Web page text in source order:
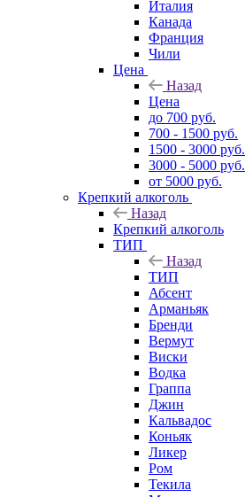
Италия
Канада
Франция
Чили
Цена
Назад
Цена
до 700 руб.
700 - 1500 руб.
1500 - 3000 руб.
3000 - 5000 руб.
от 5000 руб.
Крепкий алкоголь
Назад
Крепкий алкоголь
ТИП
Назад
ТИП
Абсент
Арманьяк
Бренди
Вермут
Виски
Водка
Граппа
Джин
Кальвадос
Коньяк
Ликер
Ром
Текила